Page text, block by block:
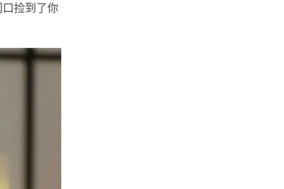
捡到了你